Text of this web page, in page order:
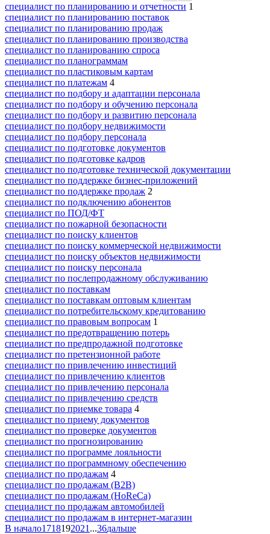
специалист по планированию и отчетности 1
специалист по планированию поставок
специалист по планированию продаж
специалист по планированию производства
специалист по планированию спроса
специалист по планограммам
специалист по пластиковым картам
специалист по платежам 4
специалист по подбору и адаптации персонала
специалист по подбору и обучению персонала
специалист по подбору и развитию персонала
специалист по подбору недвижимости
специалист по подбору персонала
специалист по подготовке документов
специалист по подготовке кадров
специалист по подготовке технической документации
специалист по поддержке бизнес-приложений
специалист по поддержке продаж 2
специалист по подключению абонентов
специалист по ПОД/ФТ
специалист по пожарной безопасности
специалист по поиску клиентов
специалист по поиску коммерческой недвижимости
специалист по поиску объектов недвижимости
специалист по поиску персонала
специалист по послепродажному обслуживанию
специалист по поставкам
специалист по поставкам оптовым клиентам
специалист по потребительскому кредитованию
специалист по правовым вопросам 1
специалист по предотвращению потерь
специалист по предпродажной подготовке
специалист по претензионной работе
специалист по привлечению инвестиций
специалист по привлечению клиентов
специалист по привлечению персонала
специалист по привлечению средств
специалист по приемке товара 4
специалист по приему документов
специалист по проверке документов
специалист по прогнозированию
специалист по программе лояльности
специалист по программному обеспечению
специалист по продажам 4
специалист по продажам (B2B)
специалист по продажам (HoReCa)
специалист по продажам автомобилей
специалист по продажам в интернет-магазин
В начало1718192021 ...36дальше